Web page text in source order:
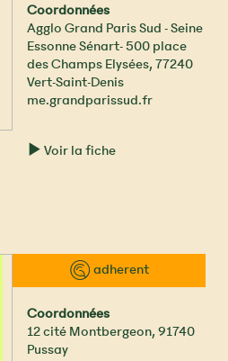
Coordonnées
Agglo Grand Paris Sud - Seine
Essonne Sénart- 500 place
des Champs Elysées,77240
Vert-Saint-Denis
me.grandparissud.fr
Voir la fiche
™ adherent
Coordonnées
12 cité Montbergeon,91740
Pussay